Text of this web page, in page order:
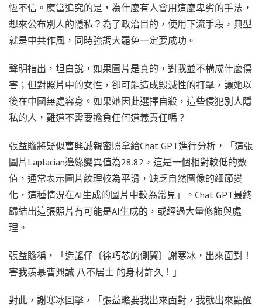
恆不信。應當追究的是，為什麼有人會用這麼卑劣的手法，
想來公布別人的隱私？為了政治目的，使用下流手段，典型
就是中共作風，同時強調大罷免一定要成功。
聲明指出，坦白說，如果圖片是真的，對我並不構成什麼傷
害；但對照片中的女性，卻可能造成毀滅性的打擊，讓她以
後在中國無處容身。如果她因此選擇自殺，這些侵犯別人隱
私的人，難道不需要擔負任何道義責任嗎？
張益贍將疑似曹興誠親密照拿給Chat GPT進行分析，「這張
圖片Laplacian邊緣變異值為28.82，這是一個相對較低的數
值，通常表示圖片紋理較為平滑，缺乏自然圖像的細節變
化，這種情況在AI生成的圖片中較為常見」。Chat GPT最終
歸結出這張照片有可能是AI生成的，或經過大量修飾與處
理。
張益贍稱，「造謠仔〔徐巧芯的側翼〕謝寒冰，出來面對！
害我羨慕曹興誠 八不居士 的身材許久！」
對此，謝寒冰回擊，「張益贍要我出來面對，我就出來點醒